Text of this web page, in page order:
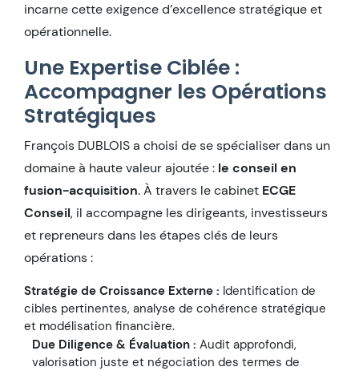
incarne cette exigence d’excellence stratégique et
opérationnelle.
Une Expertise Ciblée :
Accompagner les Opérations
Stratégiques
François DUBLOIS a choisi de se spécialiser dans un
domaine à haute valeur ajoutée : le conseil en
fusion-acquisition. À travers le cabinet ECGE
Conseil, il accompagne les dirigeants, investisseurs
et repreneurs dans les étapes clés de leurs
opérations :
Stratégie de Croissance Externe : Identification de
cibles pertinentes, analyse de cohérence stratégique
et modélisation financière.
Due Diligence & Évaluation : Audit approfondi,
valorisation juste et négociation des termes de